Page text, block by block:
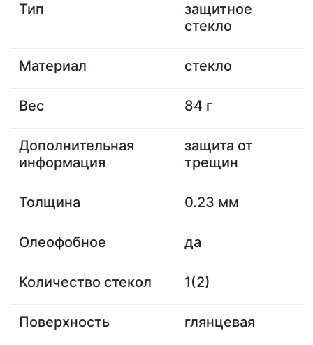
Тип
защитное
стекло
Материал стекло
Вес 84 г
Дополнительная
информация
защита от
трещин
Толщина 0.23 мм
Олеофобное да
Количество стекол 1(2)
Поверхность глянцевая